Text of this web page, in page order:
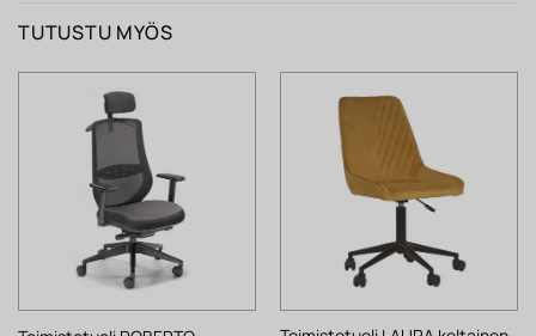
TUTUSTU MYÖS